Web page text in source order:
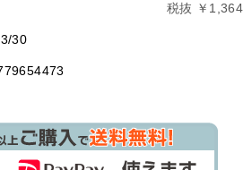
税抜 ￥1,364
30